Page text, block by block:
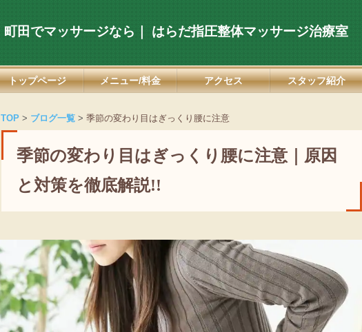
町田でマッサージなら｜ はらだ指圧整体マッサージ治療室
TOP ブログ一覧 季節の変わり目はぎっくり腰に注意
季節の変わり目はぎっくり腰に注意｜原因
と対策を徹底解説!!
トップページ メニュー/料金 アクセス スタッフ紹介